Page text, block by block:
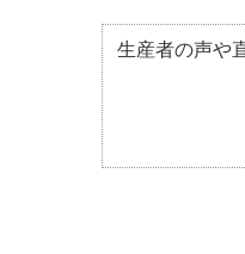
生産者の声や